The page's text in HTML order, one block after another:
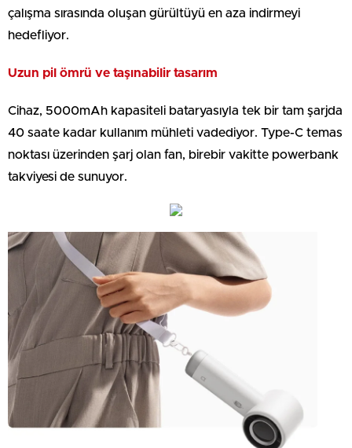
çalışma sırasında oluşan gürültüyü en aza indirmeyi
hedefliyor.
Uzun pil ömrü ve taşınabilir tasarım
Cihaz, 5000mAh kapasiteli bataryasıyla tek bir tam şarjda
40 saate kadar kullanım mühleti vadediyor. Type-C temas
noktası üzerinden şarj olan fan, birebir vakitte powerbank
takviyesi de sunuyor.